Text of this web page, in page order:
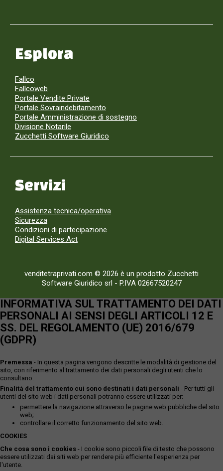
Esplora
Fallco
Fallcoweb
Portale Vendite Private
Portale Sovraindebitamento
Portale Amministrazione di sostegno
Divisione Notarile
Zucchetti Software Giuridico
Servizi
Assistenza tecnica/operativa
Sicurezza
Condizioni di partecipazione
Digital Services Act
venditetraprivati.com © 2026 è un prodotto Zucchetti
Software Giuridico srl - P.IVA 02667520247
INFORMATIVA SUL TRATTAMENTO DEI DATI
PERSONALI AI SENSI DEGLI ARTICOLI 12 E
SS. DEL REGOLAMENTO (UE) 2016/679
(GDPR)
Premessa - In questa pagina vengono descritte le modalità di gestione del
sito, con riferimento al trattamento dei dati personali degli utenti che lo
consultano.
Finalità del trattamento cui sono destinati i dati personali - Per tutti gli
utenti del sito web i dati personali potranno essere utilizzati per:
permettere la navigazione attraverso le pagine web pubbliche del sito
web;
controllare il corretto funzionamento del sito web.
COOKIES
Che cosa sono i cookies - I cookie sono piccoli file di testo che possono
essere utilizzati dai siti web per rendere più efficiente l'esperienza per
l'utente.